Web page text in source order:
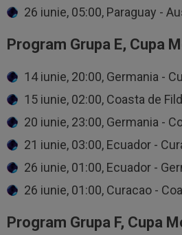
26 iunie, 05:00, Paraguay -
Program Grupa E, Cupa
14 iunie, 20:00, Germania -
15 iunie, 02:00, Coasta de
20 iunie, 23:00, Germania -
21 iunie, 03:00, Ecuador -
26 iunie, 01:00, Ecuador -
26 iunie, 01:00, Curacao -
Program Grupa F, Cupa